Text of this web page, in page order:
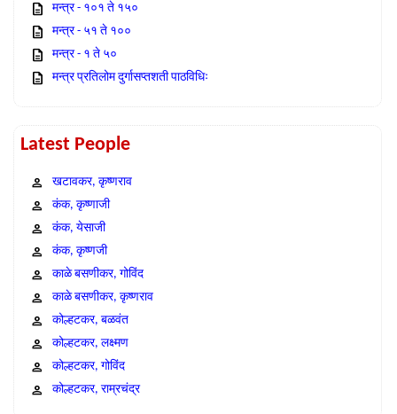
मन्त्र - १०१ ते १५०
मन्त्र - ५१ ते १००
मन्त्र - १ ते ५०
मन्त्र प्रतिलोम दुर्गासप्तशती पाठविधिः
Latest People
खटावकर, कृष्णराव
कंक, कृष्णाजी
कंक, येसाजी
कंक, कृष्णजी
काळे बसणीकर, गोविंद
काळे बसणीकर, कृष्णराव
कोल्हटकर, बळवंत
कोल्हटकर, लक्ष्मण
कोल्हटकर, गोविंद
कोल्हटकर, राम्रचंद्र